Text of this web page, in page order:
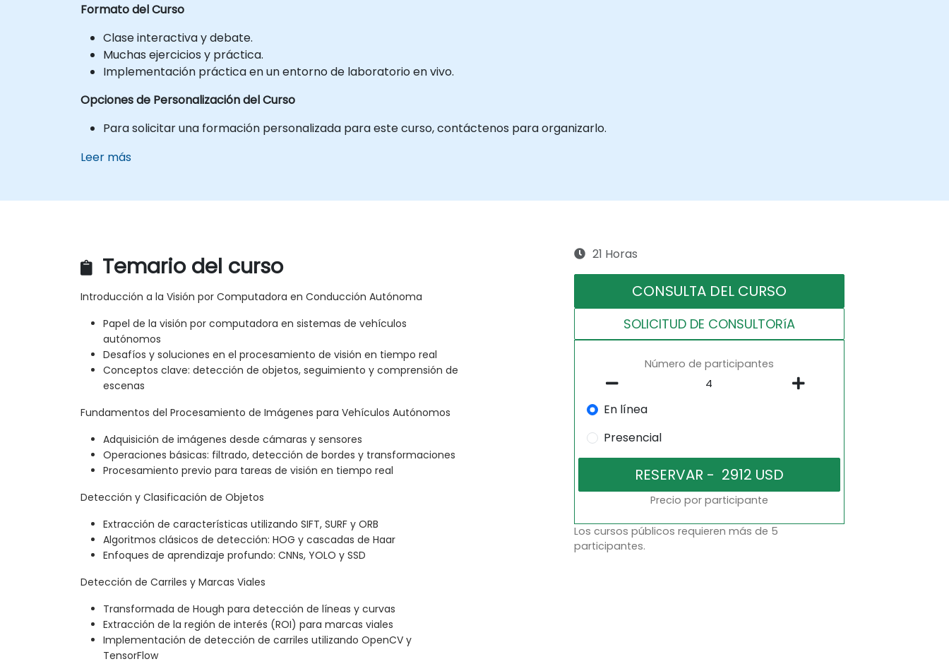
Formato del Curso
Clase interactiva y debate.
Muchas ejercicios y práctica.
Implementación práctica en un entorno de laboratorio en vivo.
Opciones de Personalización del Curso
Para solicitar una formación personalizada para este curso, contáctenos para organizarlo.
Leer más
Temario del curso
Introducción a la Visión por Computadora en Conducción Autónoma
Papel de la visión por computadora en sistemas de vehículos
autónomos
Desafíos y soluciones en el procesamiento de visión en tiempo real
Conceptos clave: detección de objetos, seguimiento y comprensión de
escenas
Fundamentos del Procesamiento de Imágenes para Vehículos Autónomos
Adquisición de imágenes desde cámaras y sensores
Operaciones básicas: filtrado, detección de bordes y transformaciones
Procesamiento previo para tareas de visión en tiempo real
Detección y Clasificación de Objetos
Extracción de características utilizando SIFT, SURF y ORB
Algoritmos clásicos de detección: HOG y cascadas de Haar
Enfoques de aprendizaje profundo: CNNs, YOLO y SSD
Detección de Carriles y Marcas Viales
Transformada de Hough para detección de líneas y curvas
Extracción de la región de interés (ROI) para marcas viales
Implementación de detección de carriles utilizando OpenCV y
TensorFlow
21 Horas
CONSULTA DEL CURSO
SOLICITUD DE CONSULTORíA
Número de participantes
En línea
Presencial
Precio por participante
Los cursos públicos requieren más de 5
participantes.